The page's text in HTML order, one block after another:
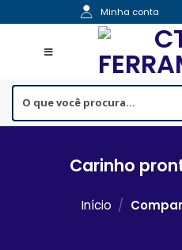
to
content
Minha conta
Carinho
Início /